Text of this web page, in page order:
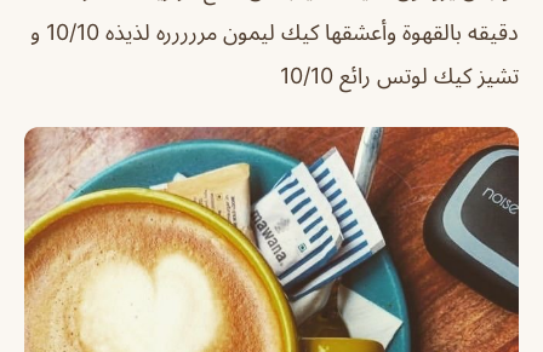
دقيقه بالقهوة وأعشقها كيك ليمون مررررره لذيذه 10/10 و
تشيز كيك لوتس رائع 10/10